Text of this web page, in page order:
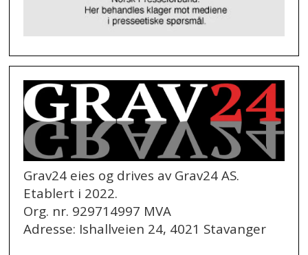
Grav24 eies og drives av Grav24 AS.
Etablert i 2022.
Org. nr. 929714997 MVA
Adresse: Ishallveien 24, 4021 Stavanger